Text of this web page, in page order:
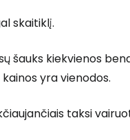
skaitiklį.
šauks kiekvienos
yra vienodos.
taksi